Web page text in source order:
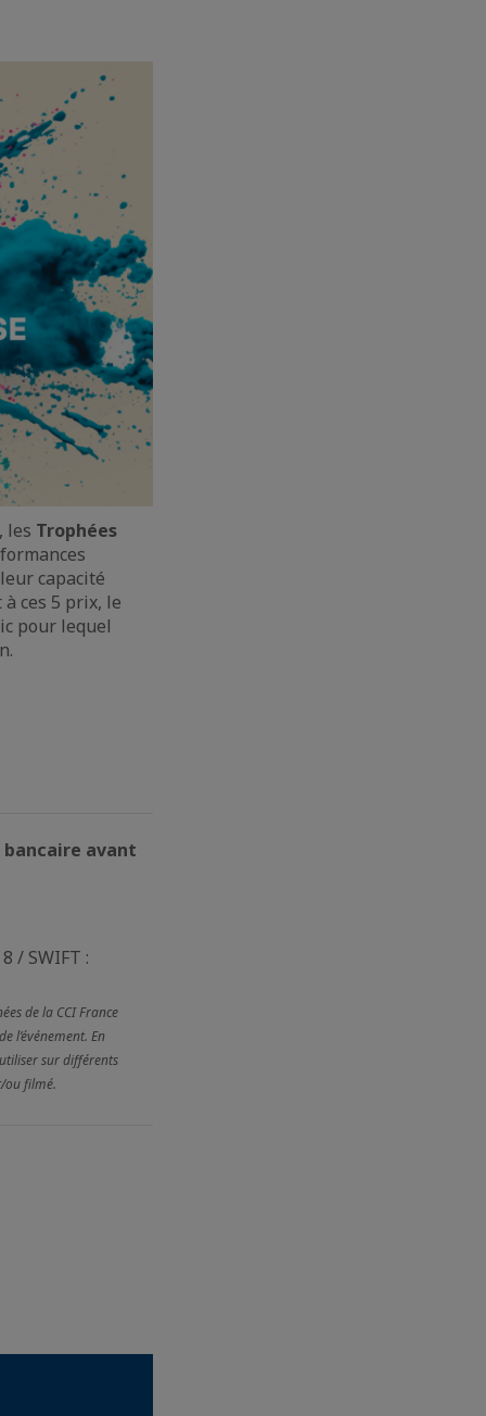
les Trophées
capacité
ces 5 prix, le
pour lequel
avant
/ SWIFT :
de la CCI France
l’événement. En
sur différents
ou filmé.